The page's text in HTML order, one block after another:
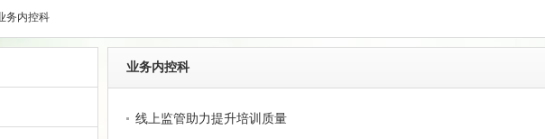
务内控科
业务内控科
线上监管助力提升培训质量